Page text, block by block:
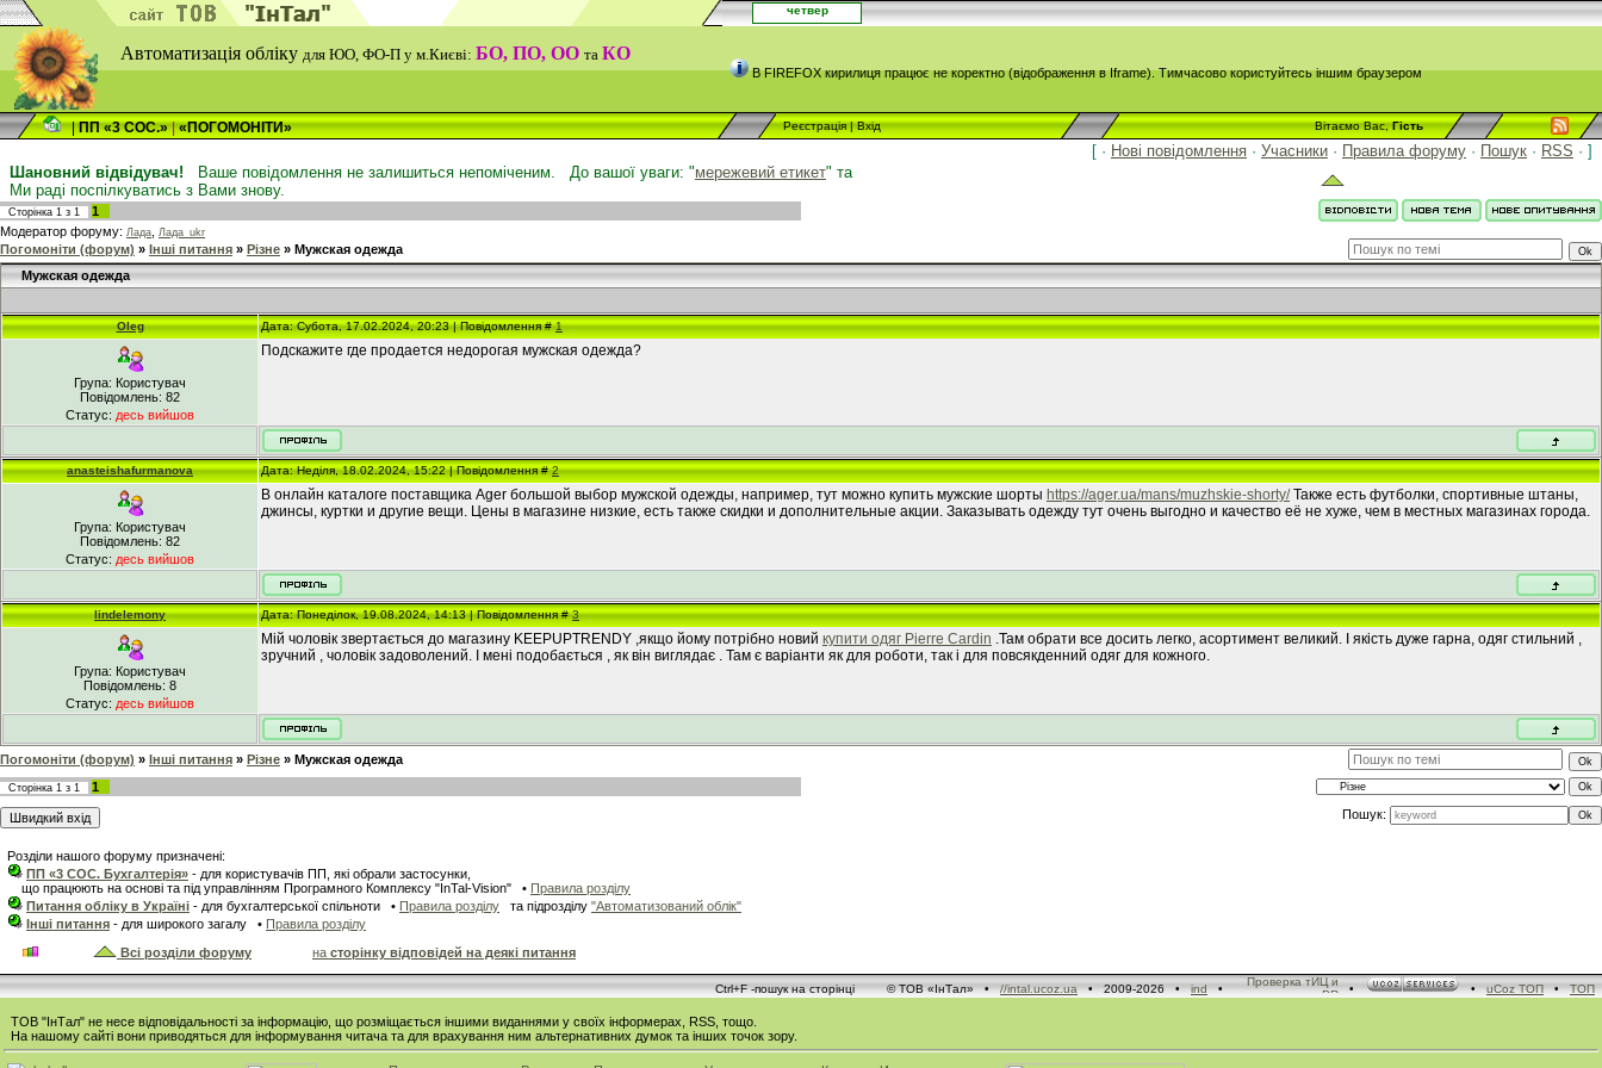
четвер
Автоматизація обліку для ЮО, ФО-П у м.Києві: БО, ПО, ОО та КО
БО-бухгалтерський облік.ПО-податковий облік.ОО-оперативний облік.КО-кадровий облік.
В FIREFOX кирилиця працює не коректно (відображення в Iframe). Тимчасово користуйтесь іншим браузером
|ПП «3 СОС.»|«ПОГОМОНІТИ» Реєстрація|Вхід Вітаємо Вас,Гість
[ · Нові повідомлення · Учасники · Правила форуму · Пошук · RSS · ]
Шановний відвідувач!
Ваше повідомлення не залишиться непоміченим. До вашої уваги: "мережевий етикет" та
Ми раді поспілкуватись з Вами знову.
Сторінка 1 з 1
1
Модератор форуму: Лада Лада_ukr
Погомоніти (форум) » Інші питання » Різне » Мужская одежда
Мужская одежда
Oleg Дата: Субота, 17.02.2024, 20:23 | Повідомлення #1
Група: Користувач
Повідомлень: 82
Статус: десь вийшов
Подскажите где продается недорогая мужская одежда?
anasteishafurmanova Дата: Неділя, 18.02.2024, 15:22 | Повідомлення #2
Група: Користувач
Повідомлень: 82
Статус: десь вийшов
В онлайн каталоге поставщика Ager большой выбор мужской одежды, например, тут можно купить мужские шорты https://ager.ua/mans/muzhskie-shorty/Также есть футболки, спортивные штаны,
джинсы, куртки и другие вещи. Цены в магазине низкие, есть также скидки и дополнительные акции. Заказывать одежду тут очень выгодно и качество её не хуже, чем в местных магазинах города.
lindelemony Дата: Понеділок, 19.08.2024, 14:13 | Повідомлення #3
Група: Користувач
Повідомлень: 8
Статус: десь вийшов
Мій чоловік звертається до магазину KEEPUPTRENDY ,якщо йому потрібно новий купити одяг Pierre Cardin .Там обрати все досить легко, асортимент великий. І якість дуже гарна, одяг стильний ,
зручний , чоловік задоволений. І мені подобається , як він виглядає . Там є варіанти як для роботи, так і для повсякденний одяг для кожного.
Погомоніти (форум) » Інші питання » Різне » Мужская одежда
Сторінка 1 з 1
1
Пошук:
Розділи нашого форуму призначені:
ПП «3 СОС. Бухгалтерія» - для користувачів ПП, які обрали застосунки,
що працюють на основі та під управлінням Програмного Комплексу "InTal-Vision" • Правила розділу
Питання обліку в Україні - для бухгалтерської спільноти • Правила розділу та підрозділу "Автоматизований облік"
Інші питання - для широкого загалу • Правила розділу
Всі розділи форуму
на сторінку відповідей на деякі питання
Ctrl+F -пошук на сторінці © ТОВ «ІнТал» •//intal.ucoz.ua• 2009-2026 •ind• • •uCoz ТОП•ТОП
ТОВ "ІнТал" не несе відповідальності за інформацію, що розміщається іншими виданнями у своїх інформерах, RSS, тощо.
На нашому сайті вони приводяться для інформування читача та для врахування ним альтернативних думок та інших точок зору.